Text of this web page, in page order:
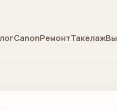
CanonРемонтТакелаж